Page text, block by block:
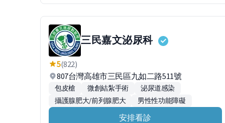
三民嘉文泌尿科
5(822)
807台灣高雄市三民區九如二路511號
包皮槍 微創結紮手術
泌尿道感染
攝護腺肥大/前列腺肥大
男性性功能障礙
安排看診